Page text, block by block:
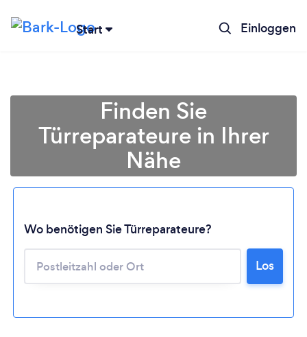
Start Einloggen
Lädt ...
Finden Sie
Türreparateure in Ihrer
Nähe
Wo benötigen Sie Türreparateure?
Los